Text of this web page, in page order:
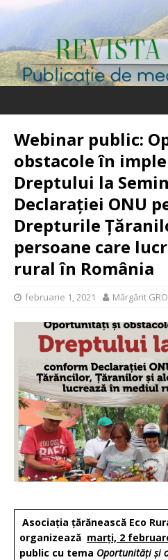
Webinar public:
obstacole în
Dreptului la
Declarației ONU
Drepturile
persoane care
rural în România
februarie 1, 2021 Mărgărit
Asociația țărănească Eco
organizează marți, 2
public cu tema Oportunități și